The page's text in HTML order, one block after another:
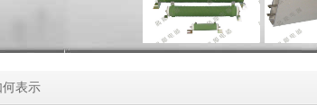
表示